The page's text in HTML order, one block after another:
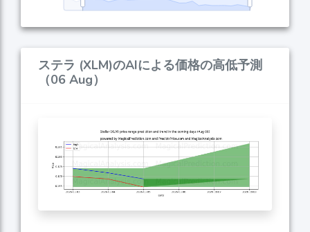
ステラ (XLM)のAIによる価格の高低予測
（06 Aug）